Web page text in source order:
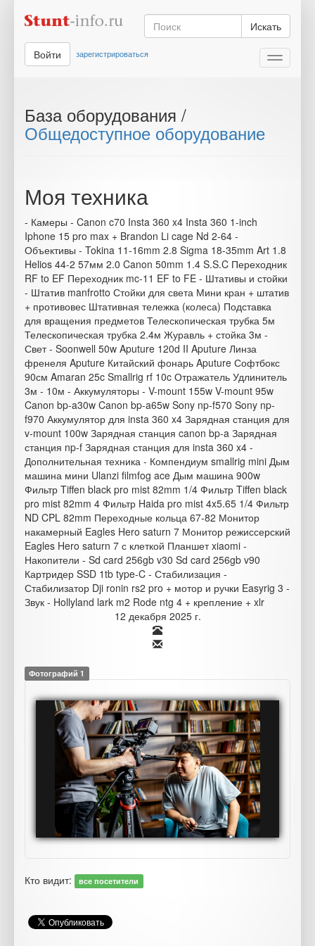
Искать
Toggle
Войти зарегистрироваться
База оборудования /
Общедоступное оборудование
Моя техника
- Камеры - Canon c70 Insta 360 x4 Insta 360 1-inch
Iphone 15 pro max + Brandon Li cage Nd 2-64 -
Объективы - Tokina 11-16mm 2.8 Sigma 18-35mm Art 1.8
Helios 44-2 57мм 2.0 Canon 50mm 1.4 S.S.C Переходник
RF to EF Переходник mc-11 EF to FE - Штативы и стойки
- Штатив manfrotto Стойки для света Мини кран + штатив
+ противовес Штативная тележка (колеса) Подставка
для вращения предметов Телескопическая трубка 5м
Телескопическая трубка 2.4м Журавль + стойка 3м -
Свет - Soonwell 50w Aputure 120d II Aputure Линза
френеля Aputure Китайский фонарь Aputure Софтбокс
90см Amaran 25c Smallrig rf 10c Отражатель Удлинитель
3м - 10м - Аккумуляторы - V-mount 155w V-mount 95w
Canon bp-a30w Canon bp-a65w Sony np-f570 Sony np-
f970 Аккумулятор для insta 360 x4 Зарядная станция для
v-mount 100w Зарядная станция canon bp-a Зарядная
станция np-f Зарядная станция для insta 360 x4 -
Дополнительная техника - Компендиум smallrig mini Дым
машина мини Ulanzi filmfog ace Дым машина 900w
Фильтр Tiffen black pro mist 82mm 1/4 Фильтр Tiffen black
pro mist 82mm 4 Фильтр Haida pro mist 4x5.65 1/4 Фильтр
ND CPL 82mm Переходные кольца 67-82 Монитор
накамерный Eagles Hero saturn 7 Монитор режиссерский
Eagles Hero saturn 7 с клеткой Планшет xiaomi -
Накопители - Sd card 256gb v30 Sd card 256gb v90
Картридер SSD 1tb type-C - Стабилизация -
Стабилизатор Dji ronin rs2 pro + мотор и ручки Easyrig 3 -
Звук - Hollyland lark m2 Rode ntg 4 + крепление + xlr
12 декабря 2025 г.
Фотографий 1
Кто видит: все посетители